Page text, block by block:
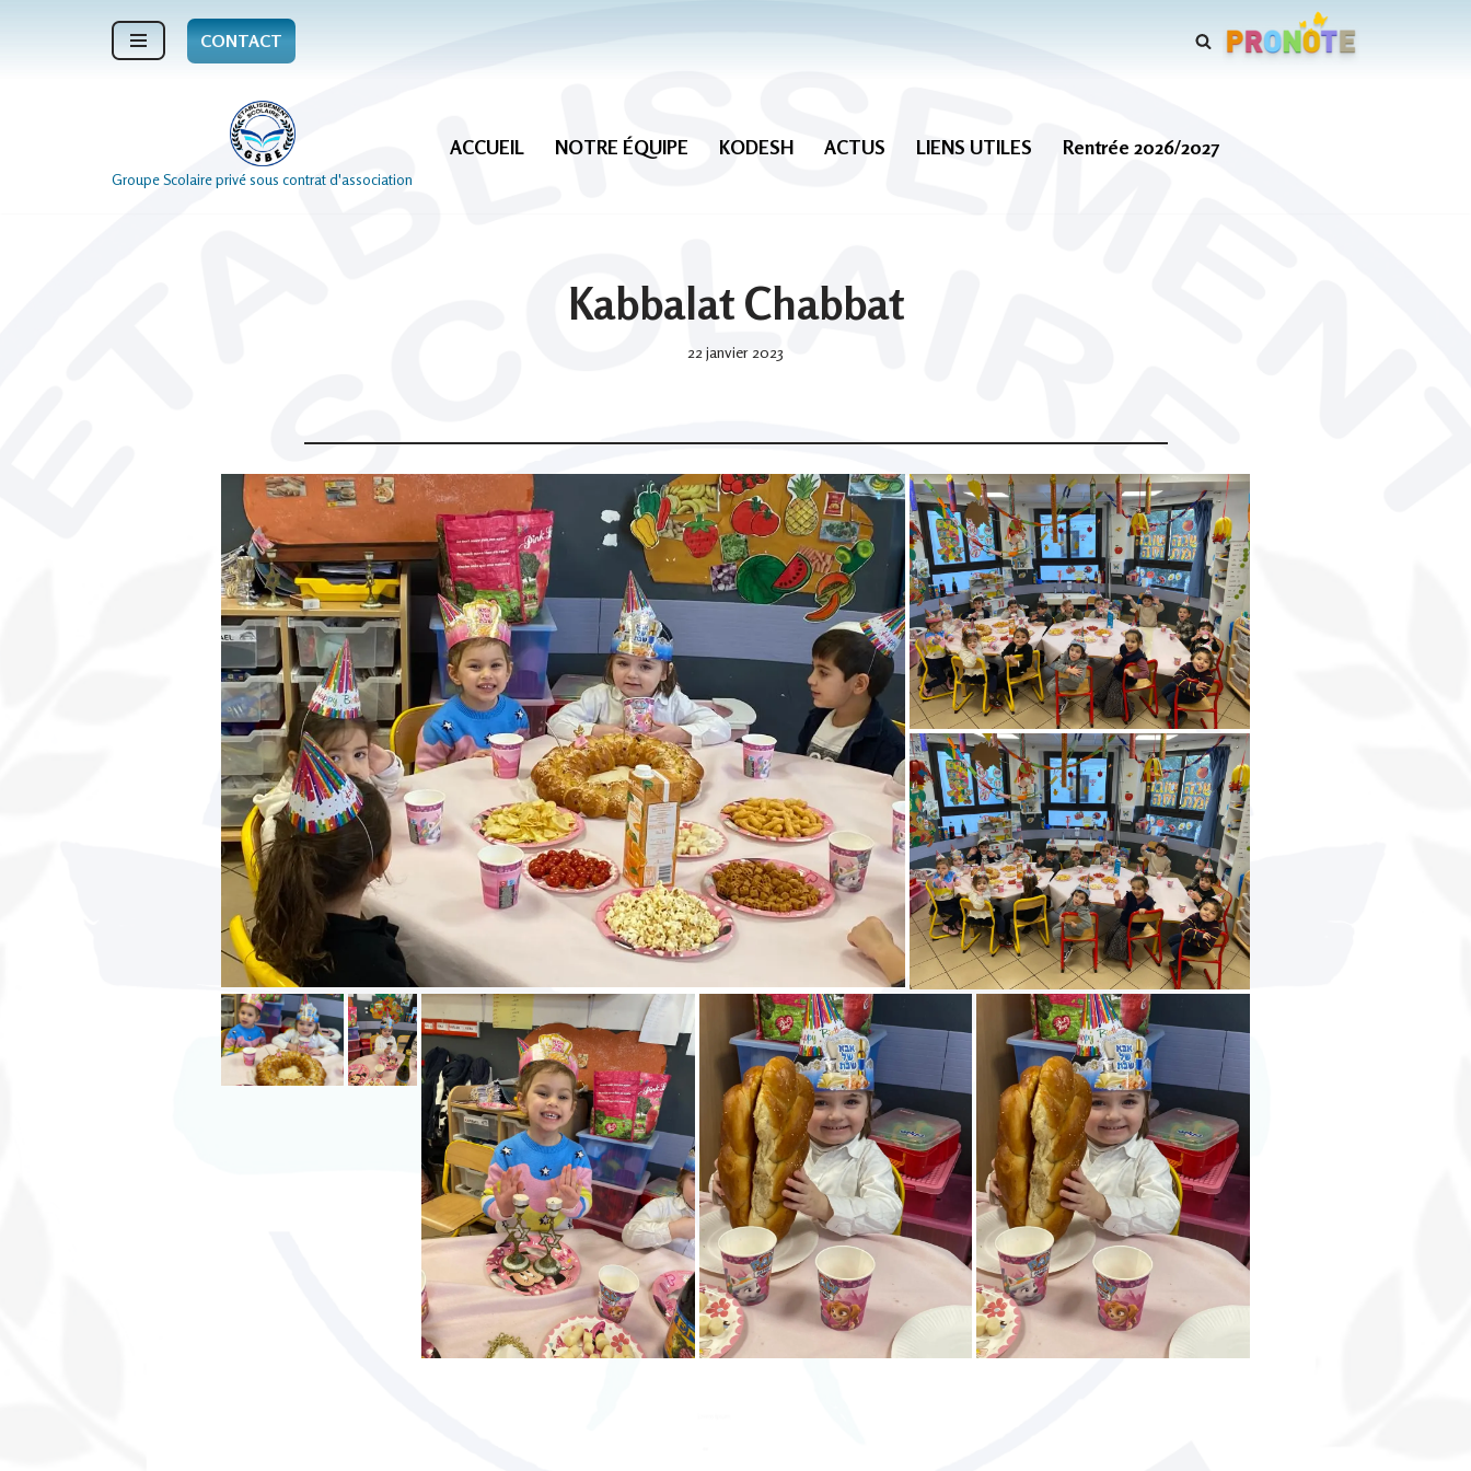
CONTACT
Groupe Scolaire privé sous contrat d'association
ACCUEIL NOTRE ÉQUIPE KODESH ACTUS LIENS UTILES Rentrée 2026/2027
Kabbalat Chabbat
22 janvier 2023